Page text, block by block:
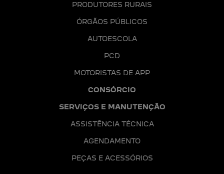
PRODUTORES RURAIS
ÓRGÃOS PÚBLICOS
AUTOESCOLA
PCD
MOTORISTAS DE APP
CONSÓRCIO
SERVIÇOS E MANUTENÇÃO
ASSISTÊNCIA TÉCNICA
AGENDAMENTO
PEÇAS E ACESSÓRIOS